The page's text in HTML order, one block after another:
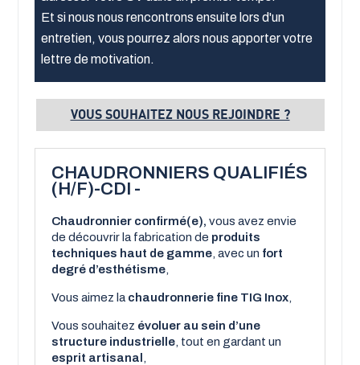
Et si nous nous rencontrons ensuite lors d'un
entretien, vous pourrez alors nous apporter votre
lettre de motivation.
VOUS SOUHAITEZ NOUS REJOINDRE ?
CHAUDRONNIERS QUALIFIÉS
(H/F)-CDI -
Chaudronnier confirmé(e),vous avez envie
de découvrir la fabrication de produits
techniques haut de gamme , avec un fort
degré d’esthétisme
Vous aimez la chaudronnerie fine TIG Inox
Vous souhaitez évoluer au sein d’une
structure industrielle , tout en gardant un
esprit artisanal